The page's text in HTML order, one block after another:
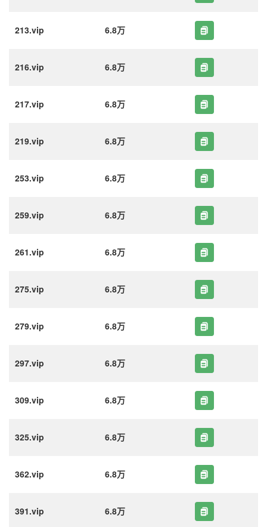
213.vip 6.8万
216.vip 6.8万
217.vip 6.8万
219.vip 6.8万
253.vip 6.8万
259.vip 6.8万
261.vip 6.8万
275.vip 6.8万
279.vip 6.8万
297.vip 6.8万
309.vip 6.8万
325.vip 6.8万
362.vip 6.8万
391.vip 6.8万